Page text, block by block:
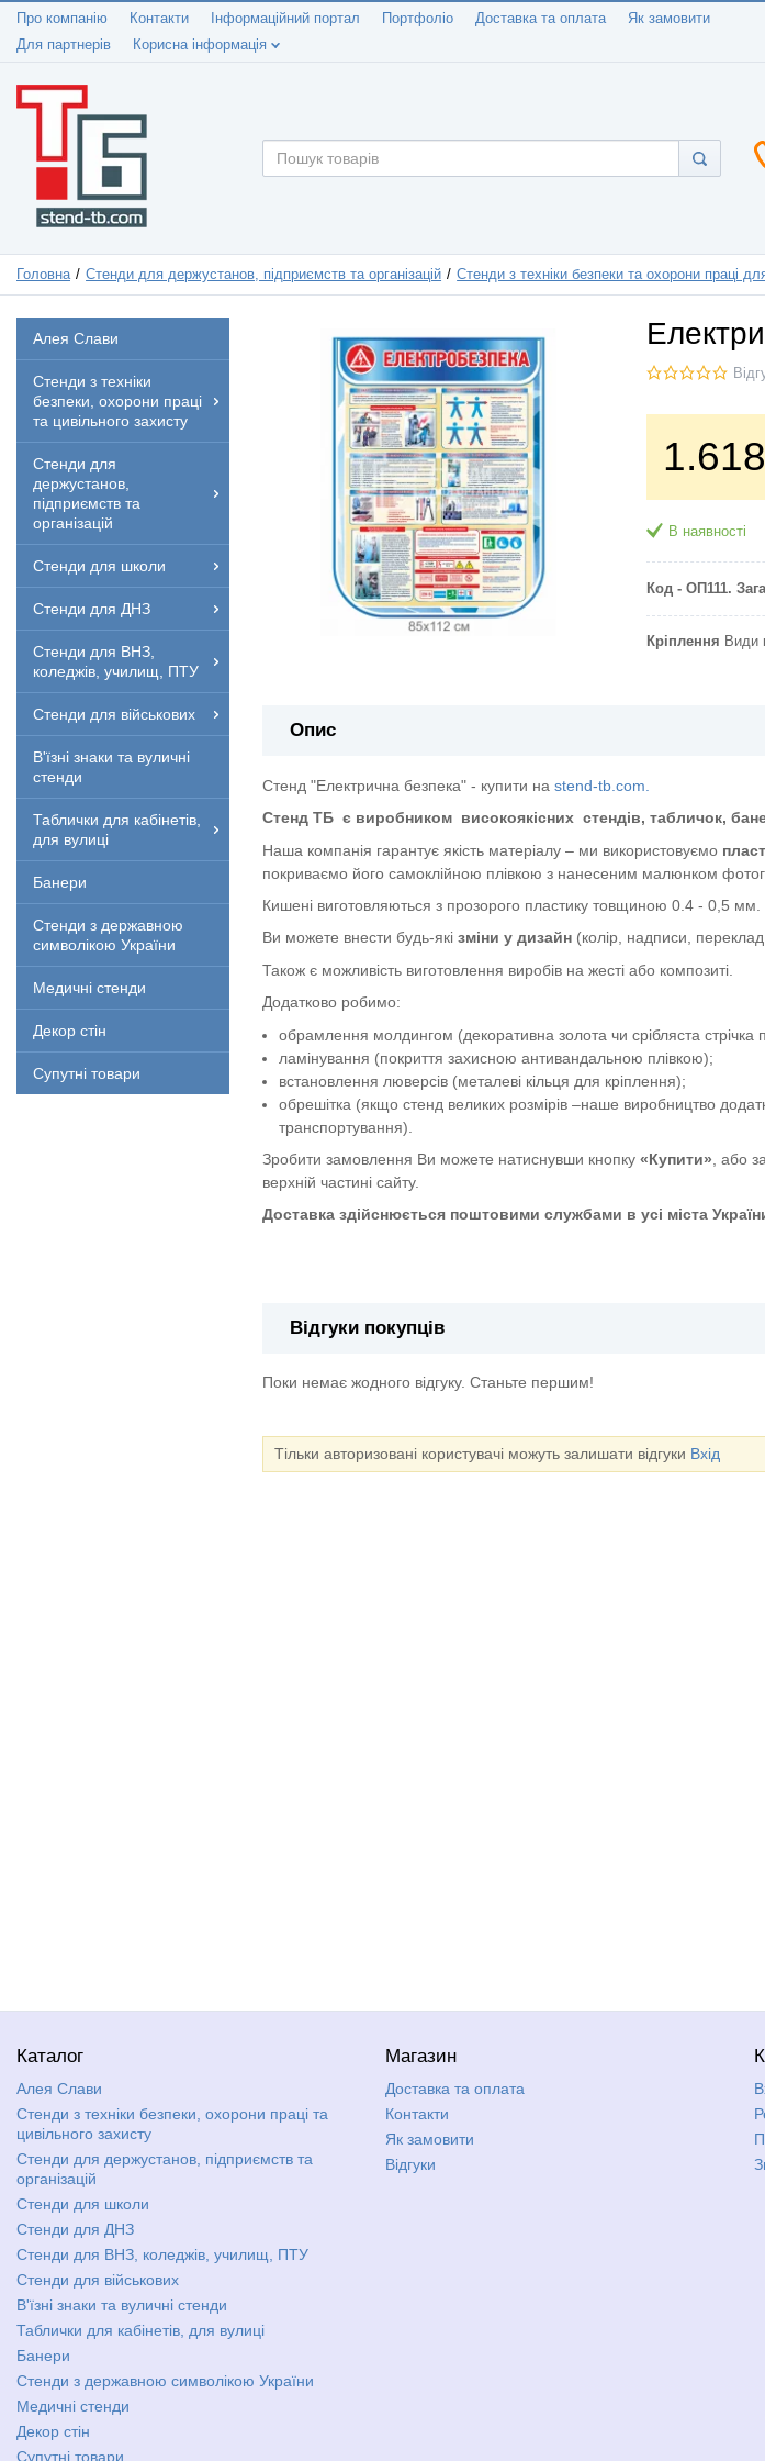
Про компанію Контакти Інформаційний портал Портфоліо Доставка та оплата
Як замовити
Для партнерів
Корисна інформація
Головна Стенди для держустанов, підприємств та організацій Стенди з техніки безпеки та охорони праці для
Алея Слави
Стенди з техніки
безпеки, охорони праці
та цивільного захисту
Стенди для
держустанов,
підприємств та
організацій
Стенди для школи
Стенди для ДНЗ
Стенди для ВНЗ,
коледжів, училищ, ПТУ
Стенди для військових
В'їзні знаки та вуличні
стенди
Таблички для кабінетів,
для вулиці
Банери
Стенди з державною
символікою України
Медичні стенди
Декор стін
Супутні товари
1.618
В наявності
Код - ОП111.
Кріплення Види
Опис
Стенд "Електрична безпека" - купити на stend-tb.com.
Стенд ТБ є виробником високоякісних стендів, табличок,
Наша компанія гарантує якість матеріалу – ми використовуємо
покриваємо його самоклійною плівкою з нанесеним малюнком
Кишені виготовляються з прозорого пластику товщиною 0.4 - 0,5 мм.
Ви можете внести будь-які зміни у дизайн (колір, надписи, переклад
Також є можливість виготовлення виробів на жесті або композиті.
Додатково робимо:
обрамлення молдингом (декоративна золота чи срібляста стрічка
ламінування (покриття захисною антивандальною плівкою);
встановлення люверсів (металеві кільця для кріплення);
обрешітка (якщо стенд великих розмірів –наше виробництво
транспортування).
Зробити замовлення Ви можете натиснувши кнопку «Купити» , або
верхній частині сайту.
Доставка здійснюється поштовими службами в усі міста
Відгуки покупців
Поки немає жодного відгуку. Станьте першим!
Тільки авторизовані користувачі можуть залишати відгуки Вхід
Каталог
Алея Слави
Стенди з техніки безпеки, охорони праці та
цивільного захисту
Стенди для держустанов, підприємств та
організацій
Стенди для школи
Стенди для ДНЗ
Стенди для ВНЗ, коледжів, училищ, ПТУ
Стенди для військових
В'їзні знаки та вуличні стенди
Таблички для кабінетів, для вулиці
Банери
Стенди з державною символікою України
Медичні стенди
Декор стін
Супутні товари
Магазин
Доставка та оплата
Контакти
Як замовити
Відгуки